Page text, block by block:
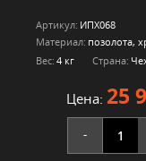
Артикул: ИПХ068
Материал: позолота,
Вес: 4 кг Страна:
Цена: 25
-